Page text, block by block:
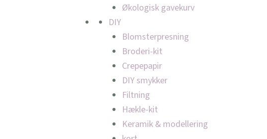
Økologisk gavekurv
DIY
Blomsterpresning
Broderi-kit
Crepepapir
DIY smykker
Filtning
Hækle-kit
Keramik & modellering